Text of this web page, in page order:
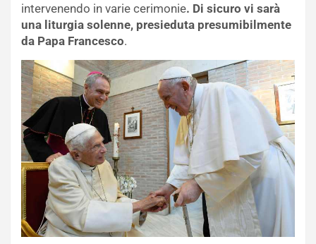
intervenendo in varie cerimonie. Di sicuro vi sarà
una liturgia solenne, presieduta presumibilmente
da Papa Francesco.